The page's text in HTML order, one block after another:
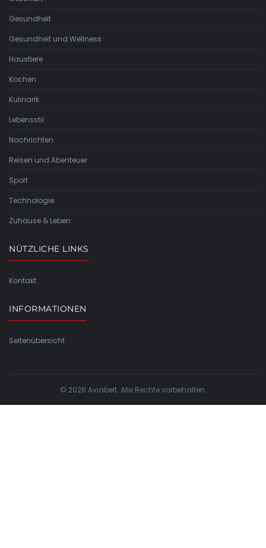
Gesundheit
Gesundheit und Wellness
Haustiere
Kochen
Kulinarik
Lebensstil
Nachrichten
Reisen und Abenteuer
Sport
Technologie
Zuhause & Leben
NÜTZLICHE LINKS
Kontakt
INFORMATIONEN
Seitenübersicht
© 2026 Aviabelt. Alle Rechte vorbehalten.